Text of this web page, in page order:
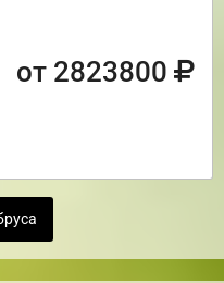
от 2823800